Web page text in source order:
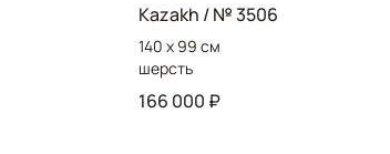
Kazakh / № 3506
140 x 99 см
шерсть
166 000 ₽